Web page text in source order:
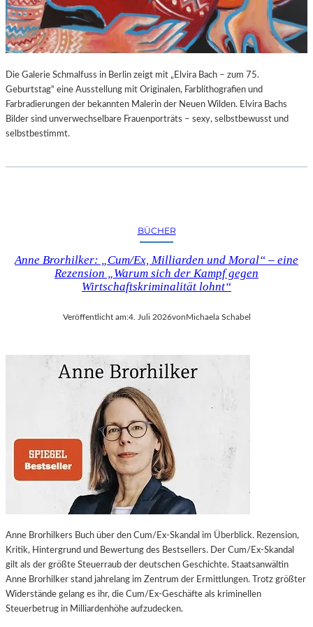
G
E
B
U
T
S
T
A
Die Galerie Schmalfuss in Berlin zeigt mit „Elvira Bach – zum 75.
Geburtstag“ eine Ausstellung mit Originalen, Farblithografien und
Farbradierungen der bekannten Malerin der Neuen Wilden. Elvira Bachs
Bilder sind unverwechselbare Frauenporträts – sexy, selbstbewusst und
selbstbestimmt.
BÜCHER
Anne Brorhilker: „Cum/Ex, Milliarden und Moral“ – eine
Rezension „Warum sich der Kampf gegen
Wirtschaftskriminalität lohnt“
Veröffentlicht am:4. Juli 2026vonMichaela Schabel
Anne Brorhilkers Buch über den Cum/Ex-Skandal im Überblick. Rezension,
Kritik, Hintergrund und Bewertung des Bestsellers. Der Cum/Ex-Skandal
gilt als der größte Steuerraub der deutschen Geschichte. Staatsanwältin
Anne Brorhilker stand jahrelang im Zentrum der Ermittlungen. Trotz größter
Widerstände gelang es ihr, die Cum/Ex-Geschäfte als kriminellen
Steuerbetrug in Milliardenhöhe aufzudecken.